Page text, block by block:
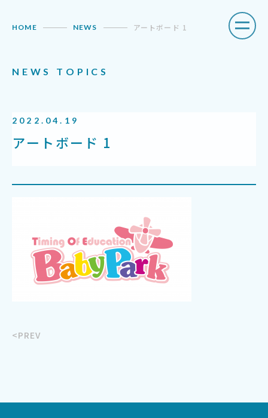
HOME NEWS アートボード 1
N E WS T O P I CS
2 0 2 2 . 04. 1 9
アー ト ボー ド 1
<PREV